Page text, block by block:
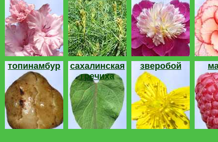
топинамбур
сахалинская
гречиха
зверобой